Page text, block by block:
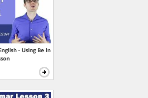
- Using Be in